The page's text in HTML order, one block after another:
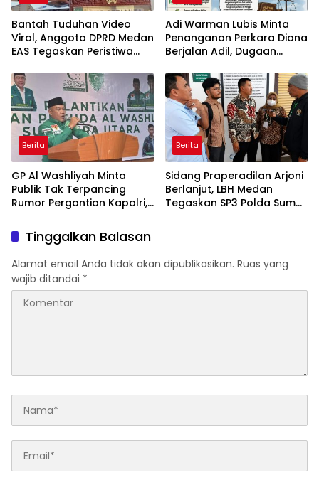
Bantah Tuduhan Video
Viral, Anggota DPRD Medan
EAS Tegaskan Peristiwa
Narkotika
Adi Warman Lubis Minta
Penanganan Perkara Diana
Berjalan Adil, Dugaan
Ikut Diusut
Berita
GP Al Washliyah Minta
Publik Tak Terpancing
Rumor Pergantian Kapolri,
Berita
Sidang Praperadilan Arjoni
Berlanjut, LBH Medan
Tegaskan SP3 Polda Sumut
Tinggalkan Balasan
Alamat email Anda tidak akan dipublikasikan. Ruas yang
wajib ditandai *